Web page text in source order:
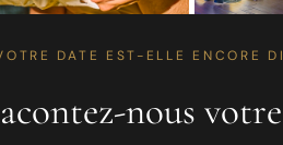
DATE EST-ELLE ENCORE
nous